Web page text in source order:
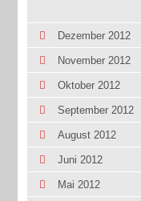
Dezember 2012
November 2012
Oktober 2012
September 2012
August 2012
Juni 2012
Mai 2012